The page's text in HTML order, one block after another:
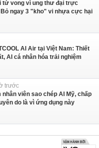
tử vong vì ung thư đại trực
ngay 3 "kho" vi nhựa cực hại
AI Air tại Việt Nam: Thiết
AI cá nhân hóa trải nghiệm
trước
viên sao chép AI Mỹ, chấp
do là vì ứng dụng này